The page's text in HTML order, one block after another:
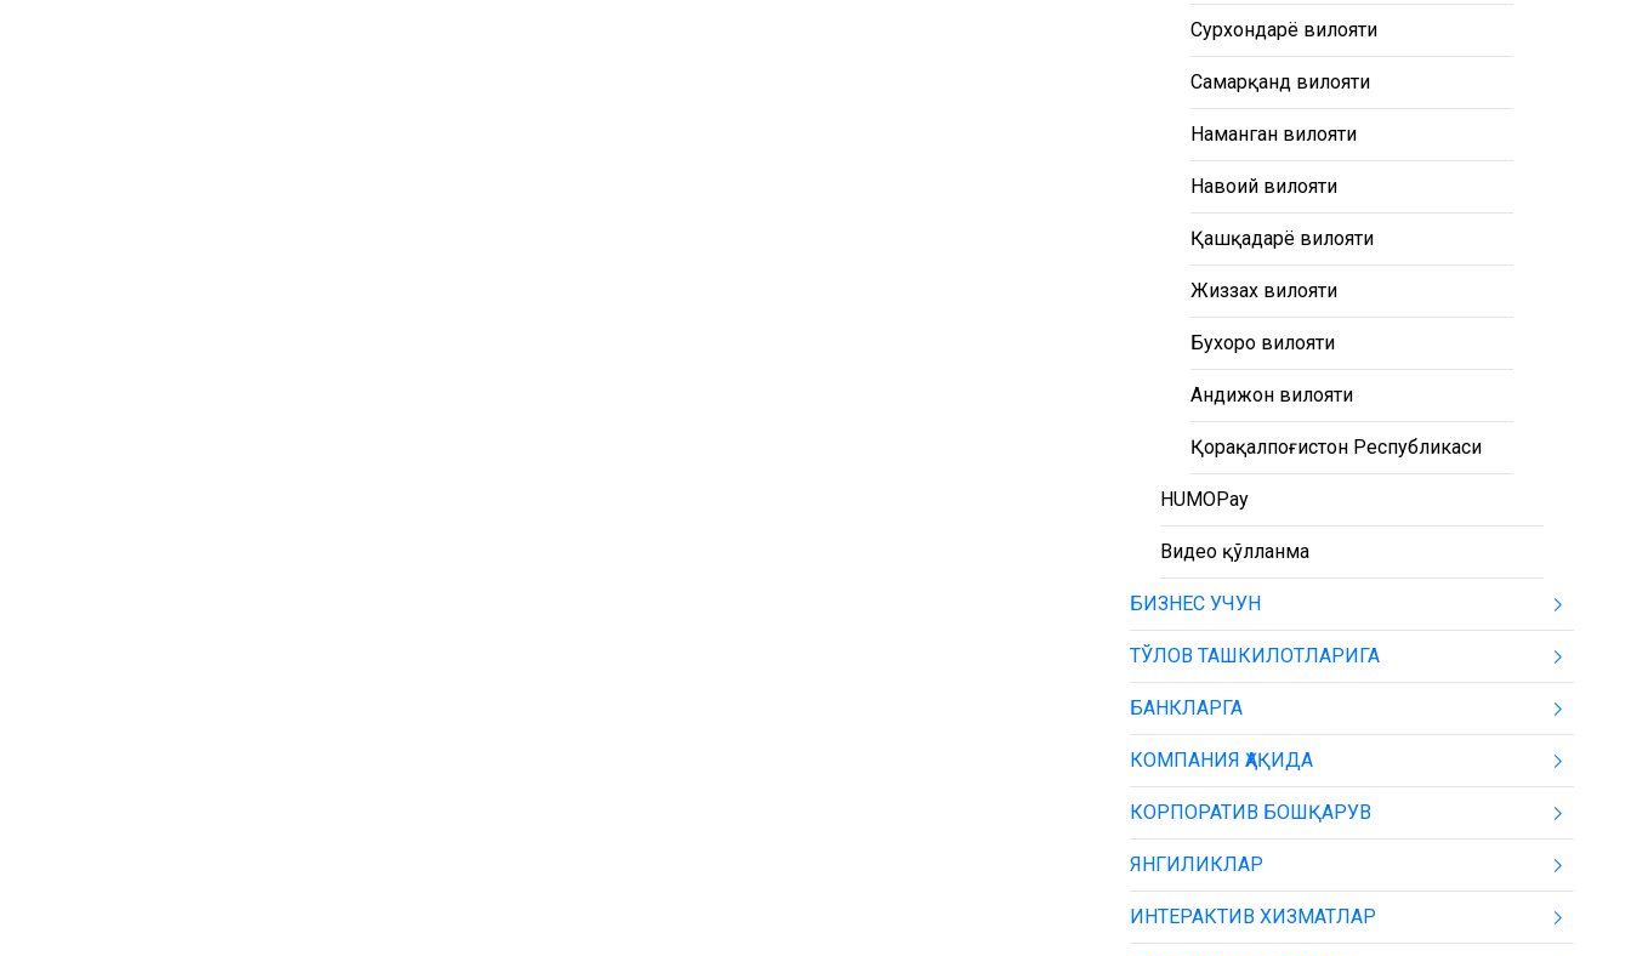
Сурхондарё вилояти
Самарқанд вилояти
Наманган вилояти
Навоий вилояти
Қашқадарё вилояти
Жиззах вилояти
Бухоро вилояти
Андижон вилояти
Қорақалпоғистон Республикаси
HUMOPay
Видео қўлланма
БИЗНЕС УЧУН
ТЎЛОВ ТАШКИЛОТЛАРИГА
БАНКЛАРГА
КОМПАНИЯ ҲАҚИДА
КОРПОРАТИВ БОШҚАРУВ
ЯНГИЛИКЛАР
ИНТЕРАКТИВ ХИЗМАТЛАР